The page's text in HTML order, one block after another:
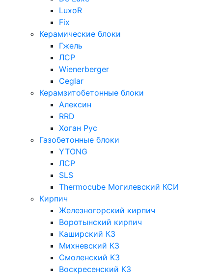
LuxoR
Fix
Керамические блоки
Гжель
ЛСР
Wienerberger
Ceglar
Керамзитобетонные блоки
Алексин
RRD
Хоган Рус
Газобетонные блоки
YTONG
ЛСР
SLS
Thermocube Могилевский КСИ
Кирпич
Железногорский кирпич
Воротынский кирпич
Каширский КЗ
Михневский КЗ
Смоленский КЗ
Воскресенский КЗ